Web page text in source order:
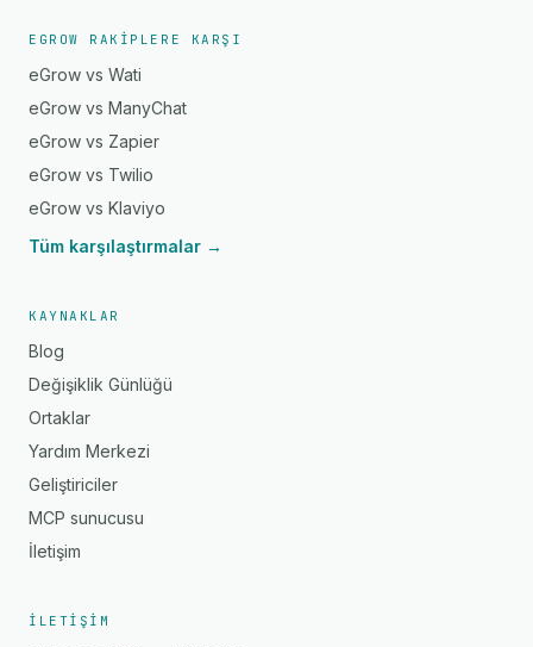
EGROW RAKIPLERE KARŞI
eGrow vs Wati
eGrow vs ManyChat
eGrow vs Zapier
eGrow vs Twilio
eGrow vs Klaviyo
Tüm karşılaştırmalar →
KAYNAKLAR
Blog
Değişiklik Günlüğü
Ortaklar
Yardım Merkezi
Geliştiriciler
MCP sunucusu
İletişim
İLETIŞIM